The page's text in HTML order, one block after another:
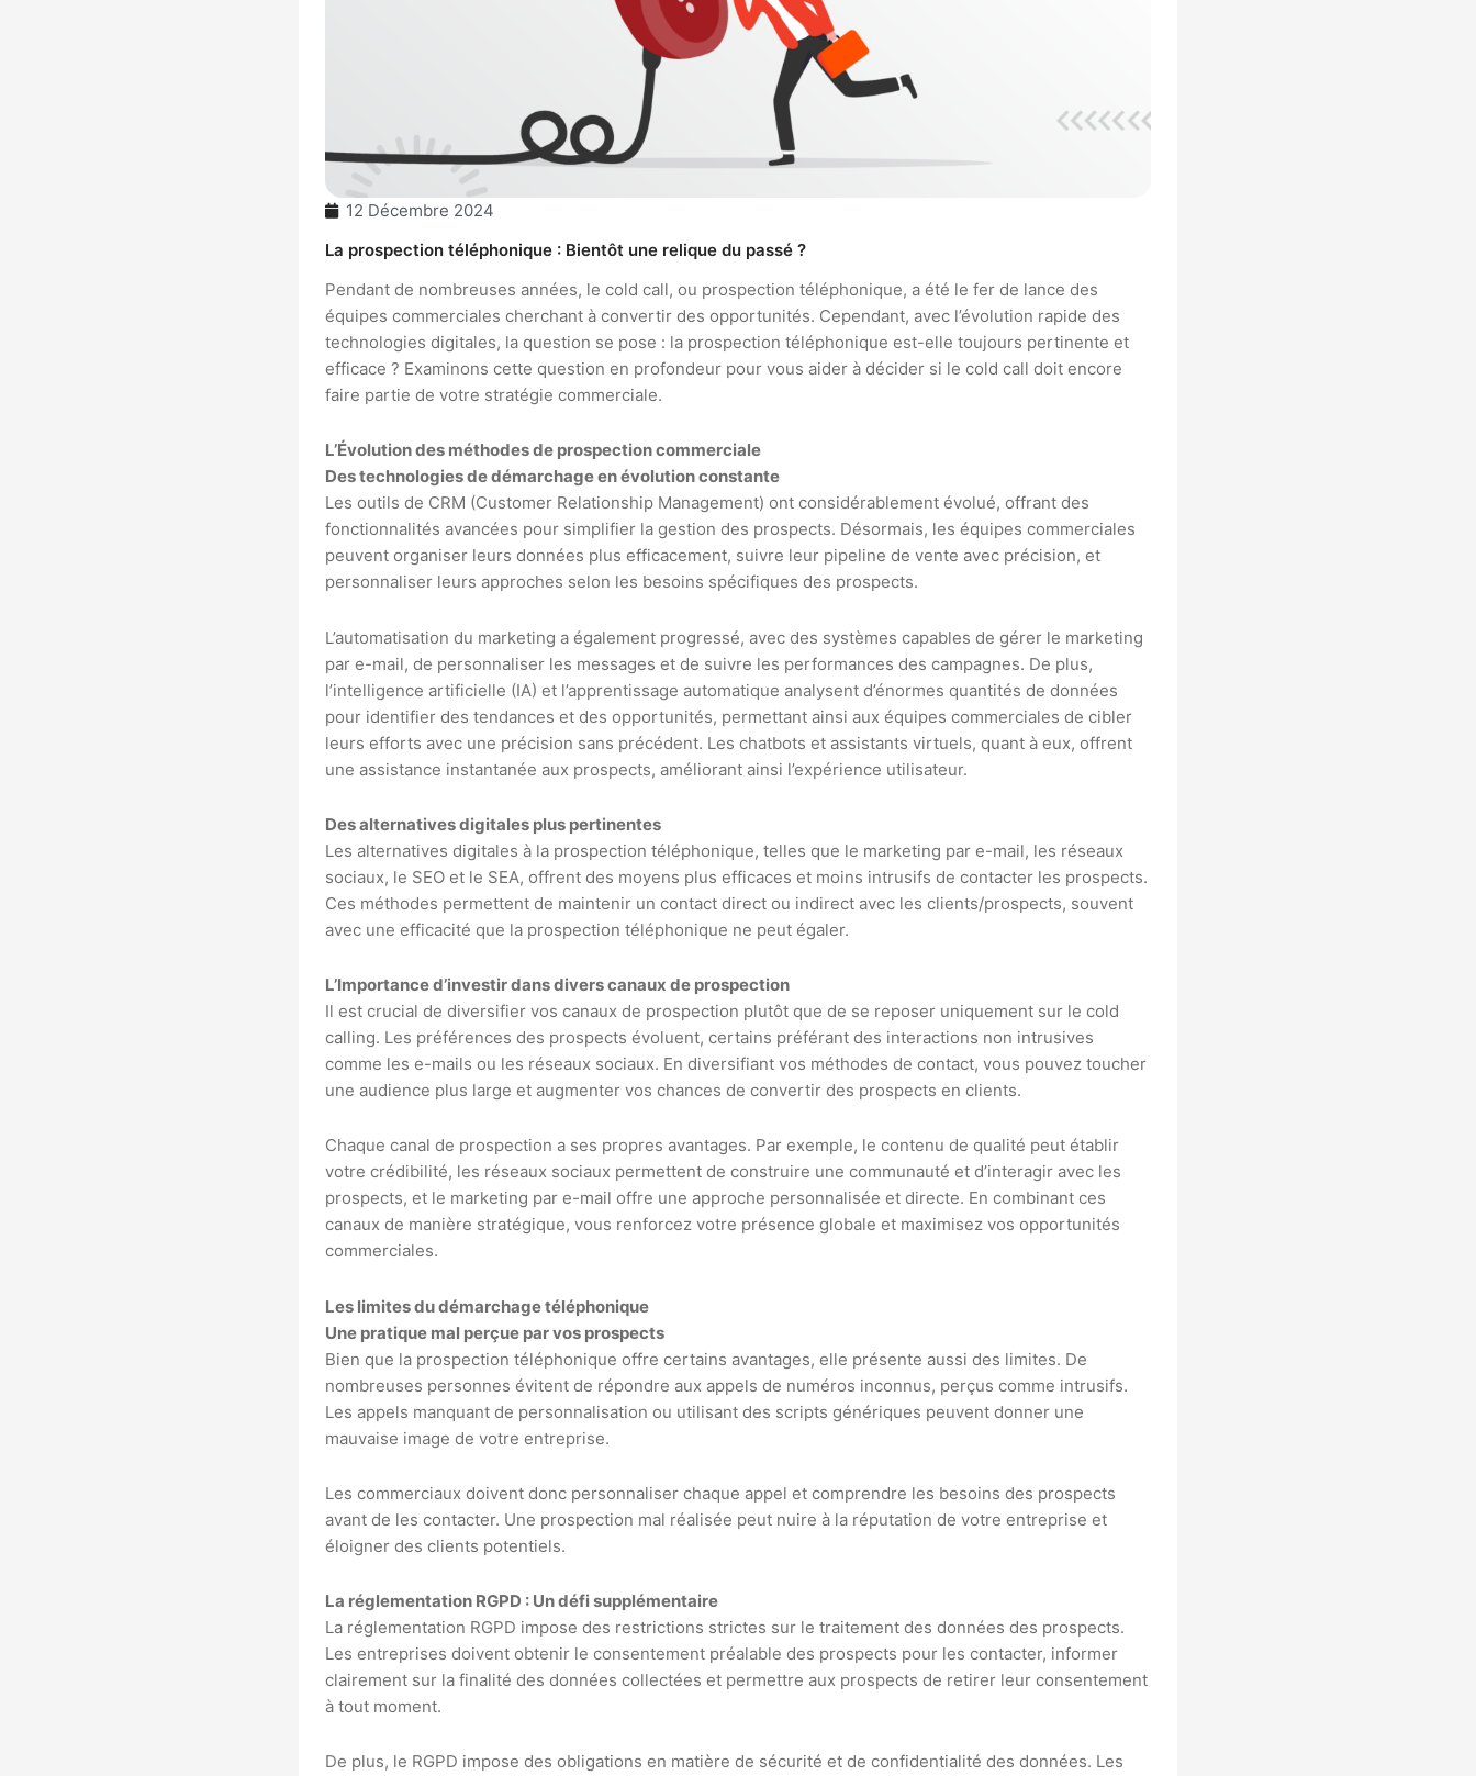
12 Décembre 2024
La prospection téléphonique : Bientôt une relique du passé ?
Pendant de nombreuses années, le cold call, ou prospection téléphonique, a été le fer de lance des
équipes commerciales cherchant à convertir des opportunités. Cependant, avec l’évolution rapide des
technologies digitales, la question se pose : la prospection téléphonique est-elle toujours pertinente et
efficace ? Examinons cette question en profondeur pour vous aider à décider si le cold call doit encore
faire partie de votre stratégie commerciale.
L’Évolution des méthodes de prospection commerciale
Des technologies de démarchage en évolution constante
Les outils de CRM (Customer Relationship Management) ont considérablement évolué, offrant des
fonctionnalités avancées pour simplifier la gestion des prospects. Désormais, les équipes commerciales
peuvent organiser leurs données plus efficacement, suivre leur pipeline de vente avec précision, et
personnaliser leurs approches selon les besoins spécifiques des prospects.
L’automatisation du marketing a également progressé, avec des systèmes capables de gérer le marketing
par e-mail, de personnaliser les messages et de suivre les performances des campagnes. De plus,
l’intelligence artificielle (IA) et l’apprentissage automatique analysent d’énormes quantités de données
pour identifier des tendances et des opportunités, permettant ainsi aux équipes commerciales de cibler
leurs efforts avec une précision sans précédent. Les chatbots et assistants virtuels, quant à eux, offrent
une assistance instantanée aux prospects, améliorant ainsi l’expérience utilisateur.
Des alternatives digitales plus pertinentes
Les alternatives digitales à la prospection téléphonique, telles que le marketing par e-mail, les réseaux
sociaux, le SEO et le SEA, offrent des moyens plus efficaces et moins intrusifs de contacter les prospects.
Ces méthodes permettent de maintenir un contact direct ou indirect avec les clients/prospects, souvent
avec une efficacité que la prospection téléphonique ne peut égaler.
L’Importance d’investir dans divers canaux de prospection
Il est crucial de diversifier vos canaux de prospection plutôt que de se reposer uniquement sur le cold
calling. Les préférences des prospects évoluent, certains préférant des interactions non intrusives
comme les e-mails ou les réseaux sociaux. En diversifiant vos méthodes de contact, vous pouvez toucher
une audience plus large et augmenter vos chances de convertir des prospects en clients.
Chaque canal de prospection a ses propres avantages. Par exemple, le contenu de qualité peut établir
votre crédibilité, les réseaux sociaux permettent de construire une communauté et d’interagir avec les
prospects, et le marketing par e-mail offre une approche personnalisée et directe. En combinant ces
canaux de manière stratégique, vous renforcez votre présence globale et maximisez vos opportunités
commerciales.
Les limites du démarchage téléphonique
Une pratique mal perçue par vos prospects
Bien que la prospection téléphonique offre certains avantages, elle présente aussi des limites. De
nombreuses personnes évitent de répondre aux appels de numéros inconnus, perçus comme intrusifs.
Les appels manquant de personnalisation ou utilisant des scripts génériques peuvent donner une
mauvaise image de votre entreprise.
Les commerciaux doivent donc personnaliser chaque appel et comprendre les besoins des prospects
avant de les contacter. Une prospection mal réalisée peut nuire à la réputation de votre entreprise et
éloigner des clients potentiels.
La réglementation RGPD : Un défi supplémentaire
La réglementation RGPD impose des restrictions strictes sur le traitement des données des prospects.
Les entreprises doivent obtenir le consentement préalable des prospects pour les contacter, informer
clairement sur la finalité des données collectées et permettre aux prospects de retirer leur consentement
à tout moment.
De plus, le RGPD impose des obligations en matière de sécurité et de confidentialité des données. Les